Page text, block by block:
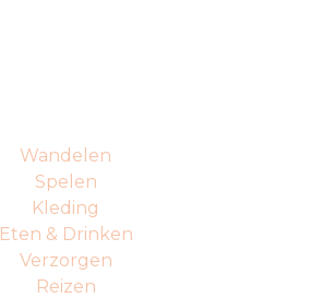
Wandelen
Spelen
Kleding
Eten & Drinken
Verzorgen
Reizen